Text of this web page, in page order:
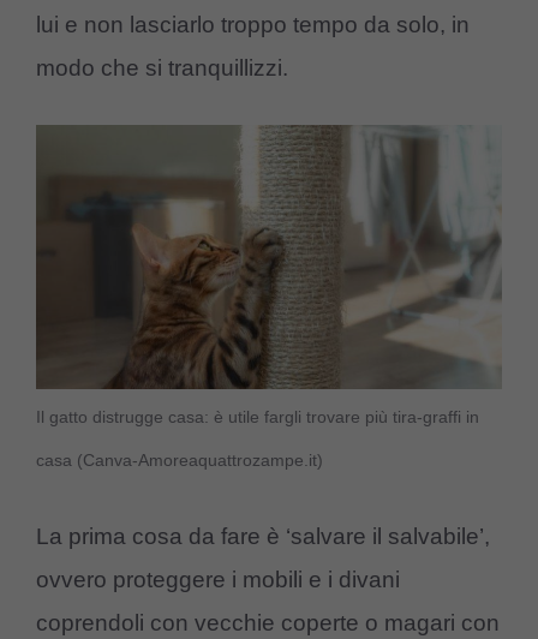
lui e non lasciarlo troppo tempo da solo, in
modo che si tranquillizzi.
Il gatto distrugge casa: è utile fargli trovare più tira-graffi in
casa (Canva-Amoreaquattrozampe.it)
La prima cosa da fare è ‘salvare il salvabile’,
ovvero proteggere i mobili e i divani
coprendoli con vecchie coperte o magari con